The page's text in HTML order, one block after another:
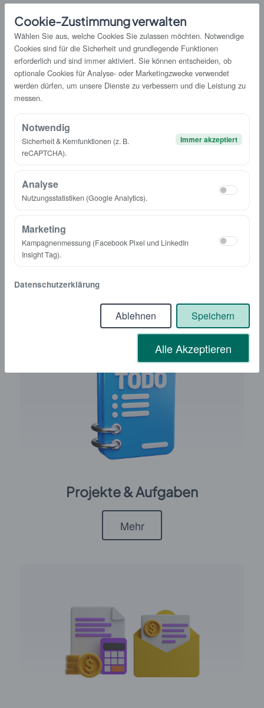
Empfohlene Lösungen
Projekte & Aufgaben
Mehr
Cookie-Zustimmung verwalten
Wählen Sie aus, welche Cookies Sie zulassen möchten. Notwendige
Cookies sind für die Sicherheit und grundlegende Funktionen
erforderlich und sind immer aktiviert. Sie können entscheiden, ob
optionale Cookies für Analyse- oder Marketingzwecke verwendet
werden dürfen, um unsere Dienste zu verbessern und die Leistung zu
messen.
Notwendig
Sicherheit & Kernfunktionen (z. B.
reCAPTCHA).
Immer akzeptiert
Analyse
Nutzungsstatistiken (Google Analytics).
Marketing
Kampagnenmessung (Facebook Pixel und LinkedIn
Insight Tag).
Datenschutzerklärung
Ablehnen Speichern
Alle Akzeptieren